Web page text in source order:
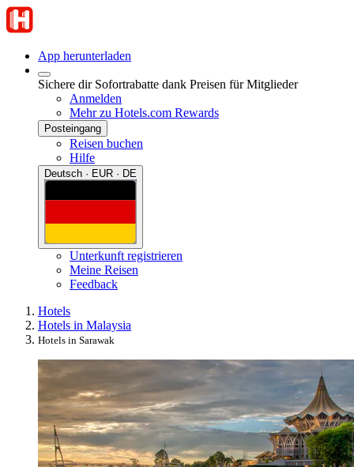
App herunterladen
Sichere dir Sofortrabatte dank Preisen für Mitglieder
Anmelden
Mehr zu Hotels.com Rewards
Posteingang
Reisen buchen
Hilfe
Deutsch · EUR · DE
Unterkunft registrieren
Meine Reisen
Feedback
Hotels
Hotels in Malaysia
Hotels in Sarawak